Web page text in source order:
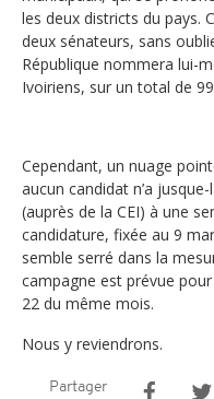
les deux districts du pays.
deux sénateurs, sans
République nommera lui-
Ivoiriens, sur un total de
Cependant, un nuage
aucun candidat n’a
(auprès de la CEI) à une
candidature, fixée au 9
semble serré dans la
campagne est prévue
22 du même mois.
Nous y reviendrons.
Partager